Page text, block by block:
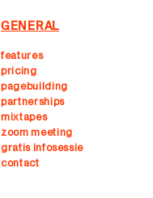
GENERAL
features
pricing
pagebuilding
partnerships
mixtapes
zoom meeting
gratis infosessie
contact